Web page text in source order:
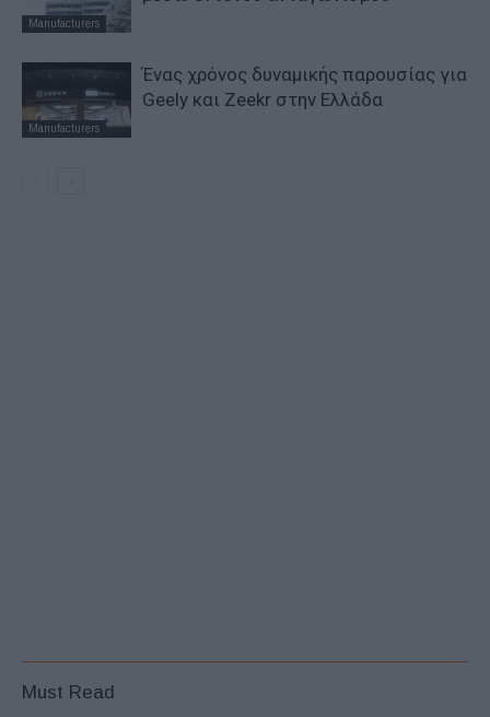
Manufacturers
Manufacturers
Ένας χρόνος δυναμικής παρουσίας για
Geely και Zeekr στην Ελλάδα
Must Read